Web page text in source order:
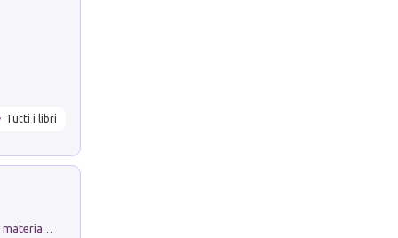
Tutti i libri